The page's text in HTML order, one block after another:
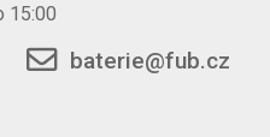
15:00
baterie@fub.cz